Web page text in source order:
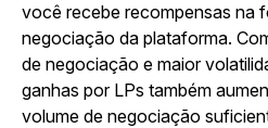
você recebe recompensas na
negociação da plataforma.
de negociação e maior
ganhas por LPs também
volume de negociação